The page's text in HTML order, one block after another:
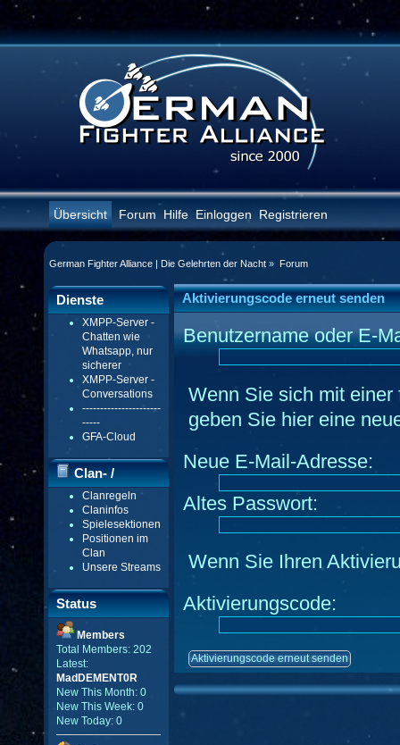
Übersicht Forum Hilfe Einloggen Registrieren
German Fighter Alliance | Die Gelehrten der Nacht » Forum
Dienste
XMPP-Server -
Chatten wie
Whatsapp, nur
sicherer
XMPP-Server -
Conversations
----------------------
-----
GFA-Cloud
Clan- /
Gildenmenü
Clanregeln
Claninfos
Spielesektionen
Positionen im
Clan
Unsere Streams
Status
Members
Total Members: 202
Latest:
MadDEMENT0R
New This Month: 0
New This Week: 0
New Today: 0
Aktivierungscode erneut senden
Benutzername oder E-
Wenn Sie sich mit
geben Sie hier eine
Neue E-Mail-Adresse:
Altes Passwort:
Wenn Sie Ihren
Aktivierungscode: